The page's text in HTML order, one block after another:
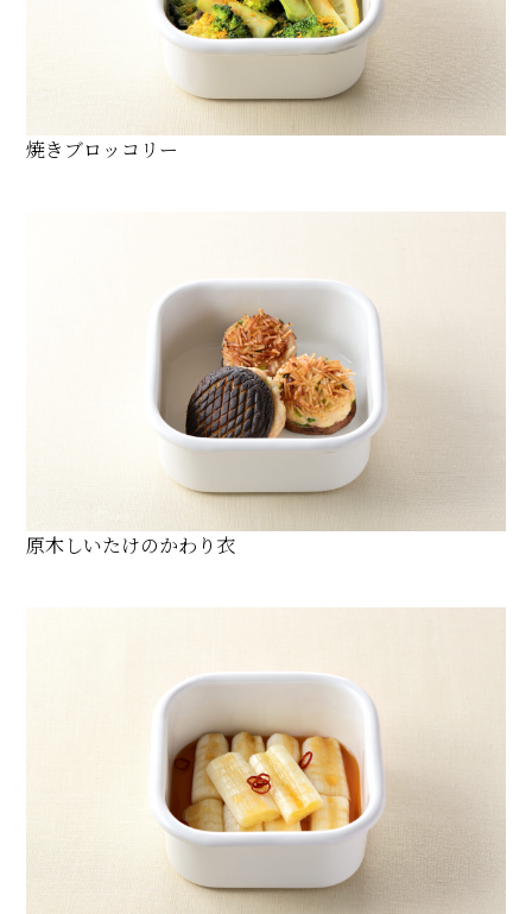
焼きブロッコリー
原木しいたけのかわり衣